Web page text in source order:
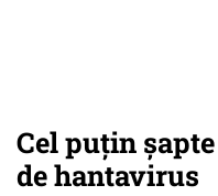
Cel puțin
de hantavirus